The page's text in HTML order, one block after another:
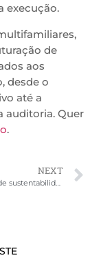
execução.
de
aos
desde o
até a
auditoria. Quer
.
NEXT
Certificação de sustentabilidade: quanto custa e quais variáveis definem o impacto no orçamento da obra